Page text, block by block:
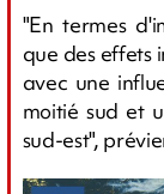
"En termes
que des effets
avec une
moitié sud et
sud-est",